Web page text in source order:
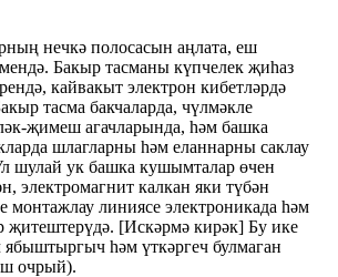
нечкә полосасын аңлата, еш
Бакыр тасманы күпчелек җиһаз
кайвакыт электрон кибетләрдә
тасма бакчаларда, чүлмәкле
җимеш агачларында, һәм башка
шлагларны һәм еланнарны саклау
шулай ук ​​башка кушымталар өчен
электромагнит калкан яки түбән
монтажлау линиясе электроникада һәм
җитештерүдә. [Искәрмә кирәк] Бу ике
ябыштыргыч һәм үткәргеч булмаган
очрый).